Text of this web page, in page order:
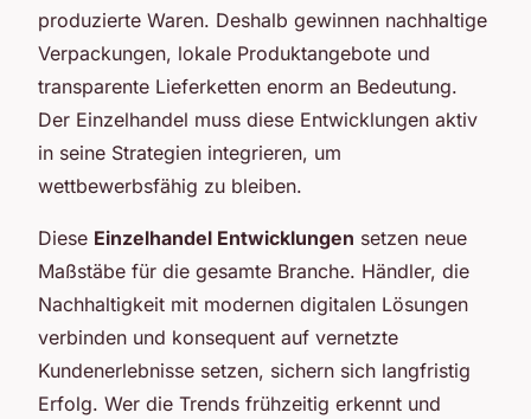
produzierte Waren. Deshalb gewinnen nachhaltige
Verpackungen, lokale Produktangebote und
transparente Lieferketten enorm an Bedeutung.
Der Einzelhandel muss diese Entwicklungen aktiv
in seine Strategien integrieren, um
wettbewerbsfähig zu bleiben.
Diese Einzelhandel Entwicklungen setzen neue
Maßstäbe für die gesamte Branche. Händler, die
Nachhaltigkeit mit modernen digitalen Lösungen
verbinden und konsequent auf vernetzte
Kundenerlebnisse setzen, sichern sich langfristig
Erfolg. Wer die Trends frühzeitig erkennt und